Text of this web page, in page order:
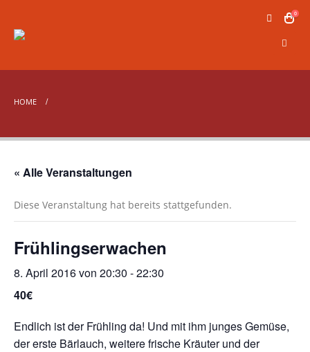
0
HOME
« Alle Veranstaltungen
Diese Veranstaltung hat bereits stattgefunden.
Frühlingserwachen
8. April 2016 von 20:30 -22:30
40€
Endlich ist der Frühling da! Und mit ihm junges Gemüse,
der erste Bärlauch, weitere frische Kräuter und der